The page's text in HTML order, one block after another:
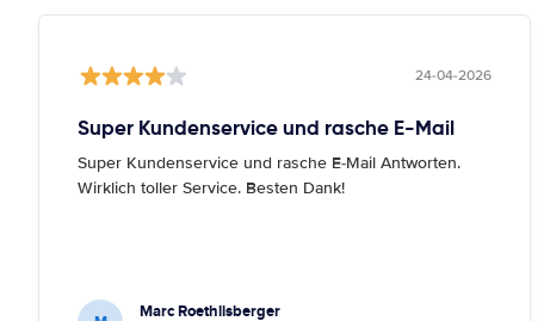
24-04-2026
Super Kundenservice und rasche E-Mail
Super Kundenservice und rasche E-Mail Antworten.
Wirklich toller Service. Besten Dank!
Marc Roethlisberger